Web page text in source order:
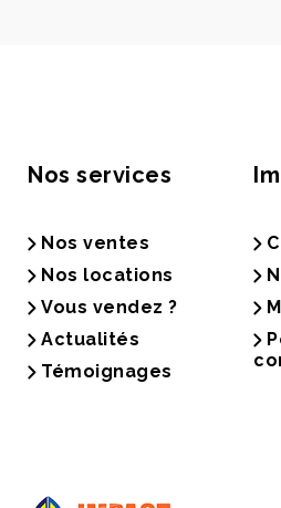
Nos services
Nos ventes
Nos locations
Vous vendez ?
Actualités
Témoignages